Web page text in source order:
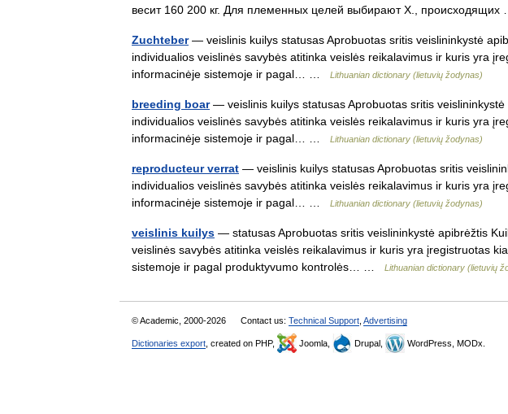
весит 160 200 кг. Для племенных целей выбирают Х.,
Zuchteber— veislinis kuilys statusas Aprobuotas sritis veislininkystė
individualios veislinės savybės atitinka veislės reikalavimus ir kuris yra
informacinėje sistemoje ir pagal… …
Lithuanian dictionary (lietuvių žodynas)
breeding boar— veislinis kuilys statusas Aprobuotas sritis
individualios veislinės savybės atitinka veislės reikalavimus ir kuris yra
informacinėje sistemoje ir pagal… …
Lithuanian dictionary (lietuvių žodynas)
reproducteur verrat — veislinis kuilys statusas Aprobuotas sritis
individualios veislinės savybės atitinka veislės reikalavimus ir kuris yra
informacinėje sistemoje ir pagal… …
Lithuanian dictionary (lietuvių žodynas)
veislinis kuilys — statusas Aprobuotas sritis veislininkystė apibrėžtis
veislinės savybės atitinka veislės reikalavimus ir kuris yra įregistruotas
sistemoje ir pagal produktyvumo kontrolės… …
Lithuanian dictionary (lietuvių
© Academic, 2000-2026 Contact us: Technical Support Advertising
Dictionaries export , created on PHP, Joomla, Drupal, WordPress, MODx.